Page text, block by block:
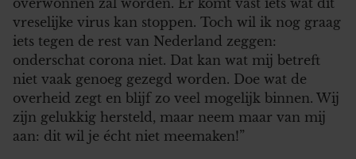
overwonnen zal worden. Er komt vast iets wat dit
vreselijke virus kan stoppen. Toch wil ik nog graag
iets tegen de rest van Nederland zeggen:
onderschat corona niet. Dat kan wat mij betreft
niet vaak genoeg gezegd worden. Doe wat de
overheid zegt en blijf zo veel mogelijk binnen. Wij
zijn gelukkig hersteld, maar neem maar van mij
aan: dit wil je écht niet meemaken!”